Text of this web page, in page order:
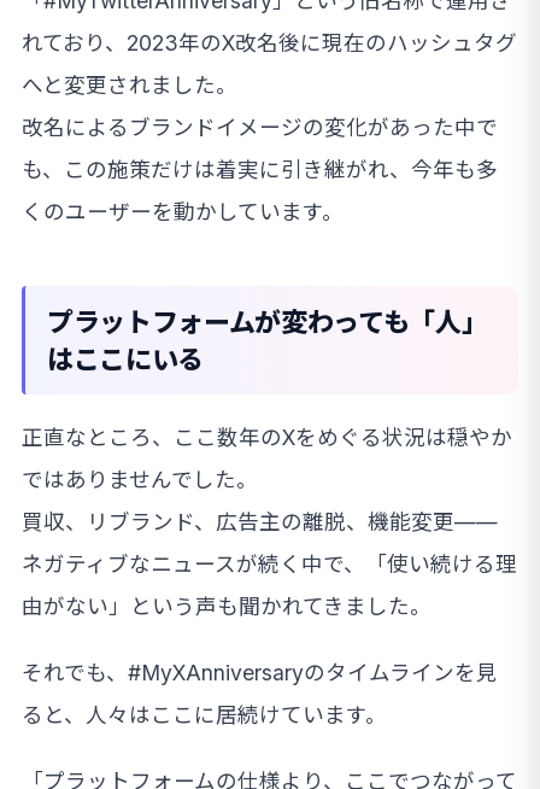
れており、2023年のX改名後に現在のハッシュタグ
へと変更されました。
改名によるブランドイメージの変化があった中で
も、この施策だけは着実に引き継がれ、今年も多
くのユーザーを動かしています。
プラットフォームが変わっても「人」
はここにいる
正直なところ、ここ数年のXをめぐる状況は穏やか
ではありませんでした。
買収、リブランド、広告主の離脱、機能変更——
ネガティブなニュースが続く中で、「使い続ける理
由がない」という声も聞かれてきました。
それでも、#MyXAnniversaryのタイムラインを見
ると、人々はここに居続けています。
「プラットフォームの仕様より、ここでつながって